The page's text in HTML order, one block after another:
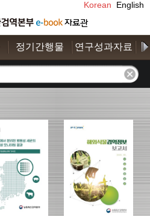
Korean English
정기간행물 연구성과자료